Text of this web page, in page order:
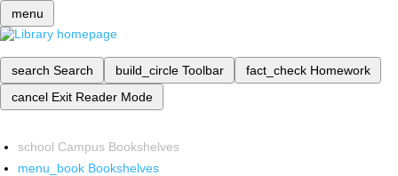
menu
search Search build_circle Toolbar fact_check Homework
cancel Exit Reader Mode
school Campus Bookshelves
menu_book Bookshelves